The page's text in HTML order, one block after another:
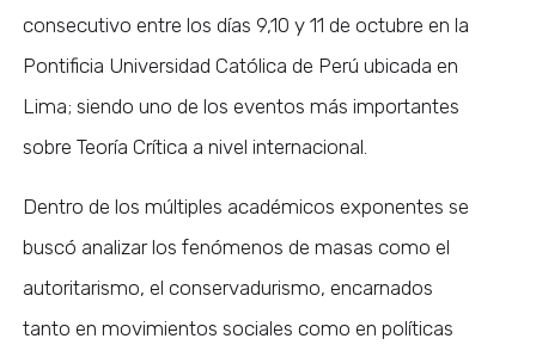
consecutivo entre los días 9,10 y 11 de octubre en la
Pontificia Universidad Católica de Perú ubicada en
Lima; siendo uno de los eventos más importantes
sobre Teoría Crítica a nivel internacional.
Dentro de los múltiples académicos exponentes se
buscó analizar los fenómenos de masas como el
autoritarismo, el conservadurismo, encarnados
tanto en movimientos sociales como en políticas